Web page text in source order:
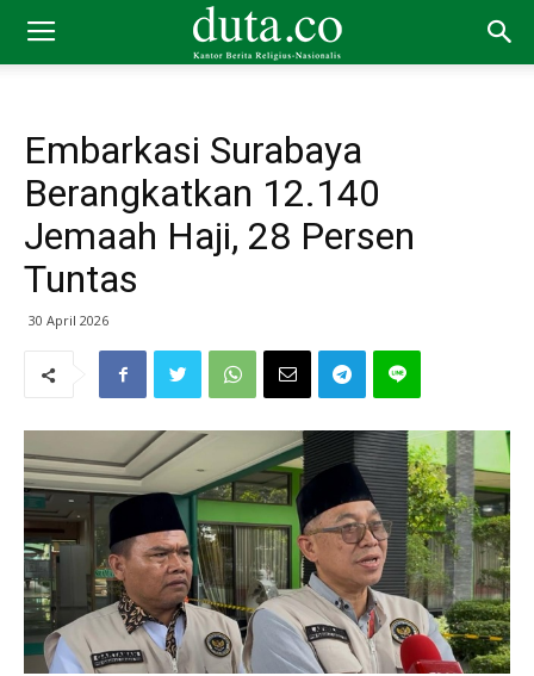
Embarkasi Surabaya
Berangkatkan 12.140
Jemaah Haji, 28 Persen
Tuntas
30 April 2026